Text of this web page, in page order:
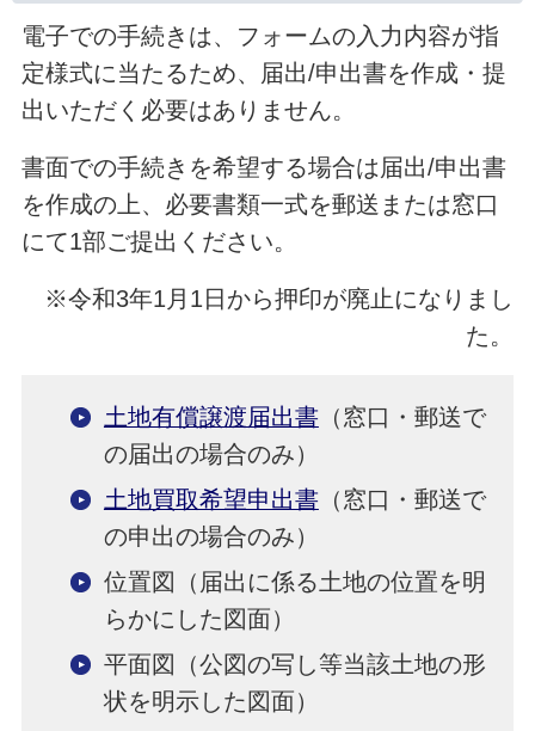
電子での手続きは、フォームの入力内容が指
定様式に当たるため、届出/申出書を作成・提
出いただく必要はありません。
書面での手続きを希望する場合は届出/申出書
を作成の上、必要書類一式を郵送または窓口
にて1部ご提出ください。
※令和3年1月1日から押印が廃止になりまし
た。
土地有償譲渡届出書（窓口・郵送で
の届出の場合のみ）
土地買取希望申出書（窓口・郵送で
の申出の場合のみ）
位置図（届出に係る土地の位置を明
らかにした図面）
平面図（公図の写し等当該土地の形
状を明示した図面）